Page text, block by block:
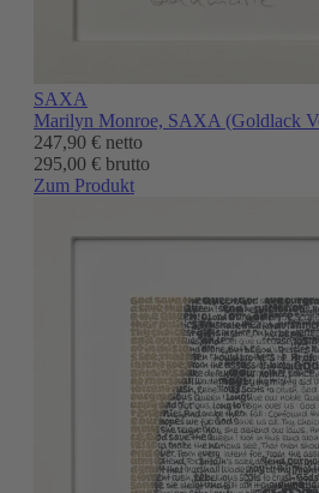
SAXA
Marilyn Monroe, SAXA (Goldlack
247,90 € netto
295,00 € brutto
Zum Produkt